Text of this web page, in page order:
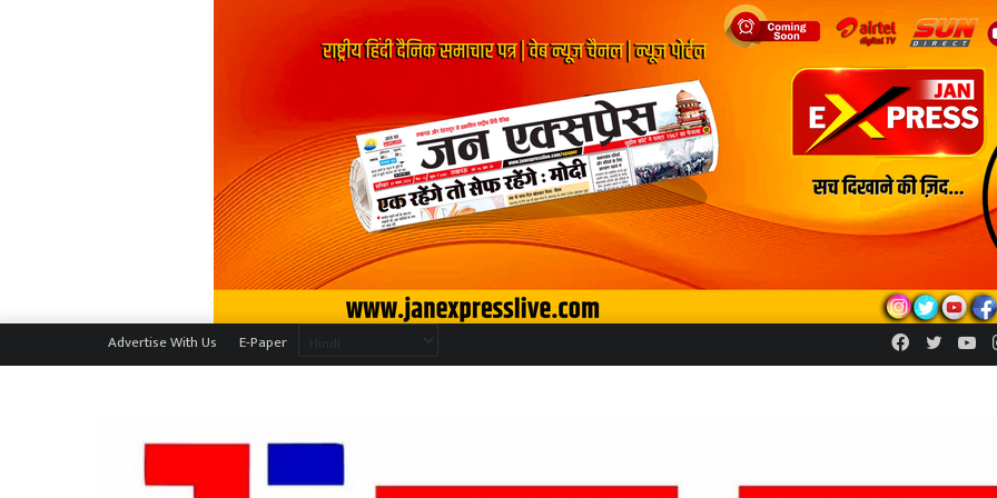
Advertise With Us E-Paper Facebook